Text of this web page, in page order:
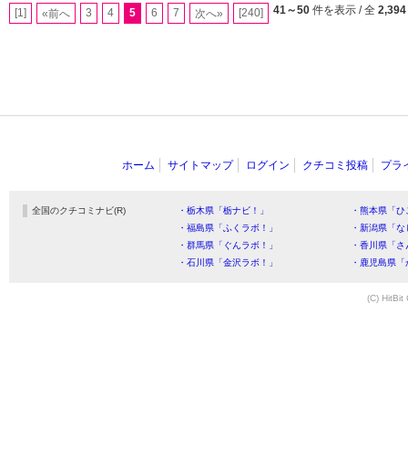
[1] «前へ 3 4 5 6 7 次へ» [240] 41～50 件を表示 / 全 2,394
ホーム サイトマップ ログイン クチコミ投稿 プラ
全国のクチコミナビ(R) ・栃木県「栃ナビ！」
・熊本県「
・福島県「ふくラボ！」
・新潟県「
・群馬県「ぐんラボ！」
・香川県「
・石川県「金沢ラボ！」
・鹿児島県
(C) HitBit